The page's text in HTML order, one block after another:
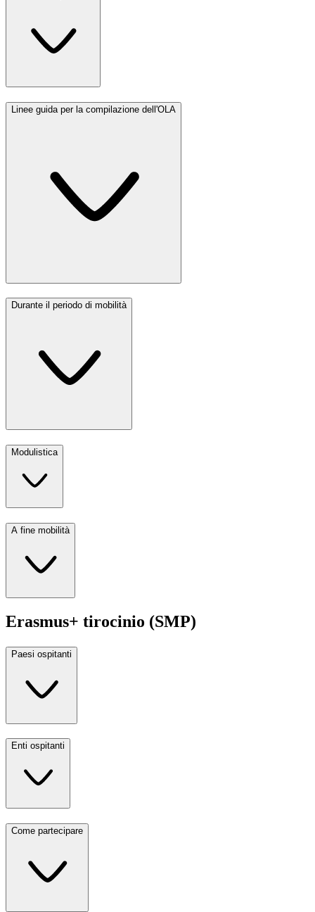
Linee guida per la compilazione dell'OLA
Durante il periodo di mobilità
Modulistica
A fine mobilità
Erasmus+ tirocinio (SMP)
Paesi ospitanti
Enti ospitanti
Come partecipare